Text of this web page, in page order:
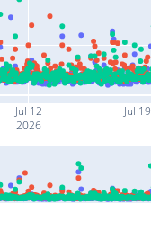
Jul 12
2026
Jul 19